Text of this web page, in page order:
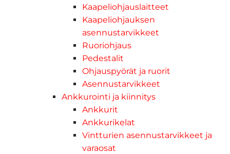
Kaapeliohjauslaitteet
Kaapeliohjauksen
asennustarvikkeet
Ruoriohjaus
Pedestalit
Ohjauspyörät ja ruorit
Asennustarvikkeet
Ankkurointi ja kiinnitys
Ankkurit
Ankkurikelat
Vintturien asennustarvikkeet ja
varaosat